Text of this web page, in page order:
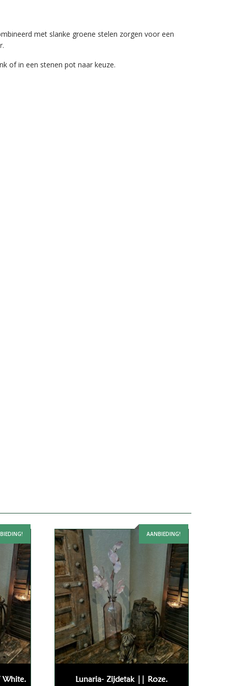
met slanke groene stelen zorgen voor een
of in een stenen pot naar keuze.
White.
AANBIEDING!
Lunaria- Zijdetak || Roze.